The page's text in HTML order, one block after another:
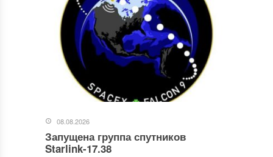
08.08.2026
Запущена группа спутников
Starlink-17.38